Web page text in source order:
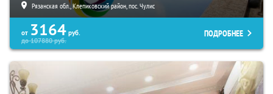
Рязанская обл., Клепиковский район, пос. Чулис
от 3164 руб.
до107880руб.
ПОДРОБНЕЕ